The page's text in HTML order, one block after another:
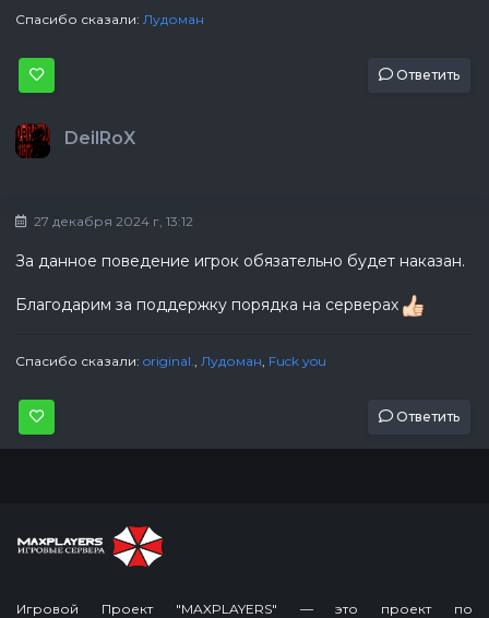
Спасибо сказали: Лудоман
Ответить
DeilRoX
27 декабря 2024 г, 13:12
За данное поведение игрок обязательно будет наказан.
Благодарим за поддержку порядка на серверах
Спасибо сказали: original. Лудоман Fuck you
Ответить
Игровой Проект "MAXPLAYERS" — это проект по